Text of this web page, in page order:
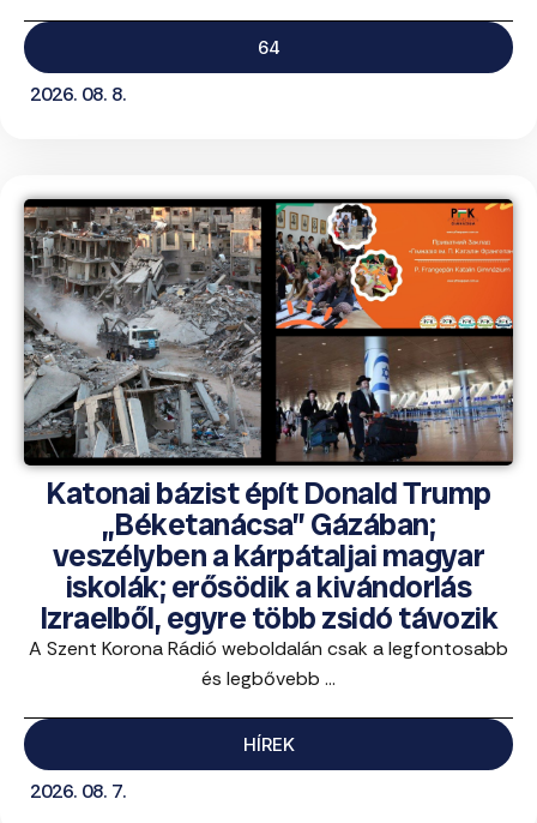
64
2026. 08. 8.
Katonai bázist épít Donald Trump
„Béketanácsa” Gázában;
veszélyben a kárpátaljai magyar
iskolák; erősödik a kivándorlás
Izraelből, egyre több zsidó távozik
A Szent Korona Rádió weboldalán csak a legfontosabb
és legbővebb ...
HÍREK
2026. 08. 7.